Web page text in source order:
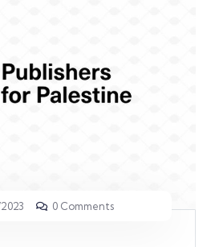
0 Comments